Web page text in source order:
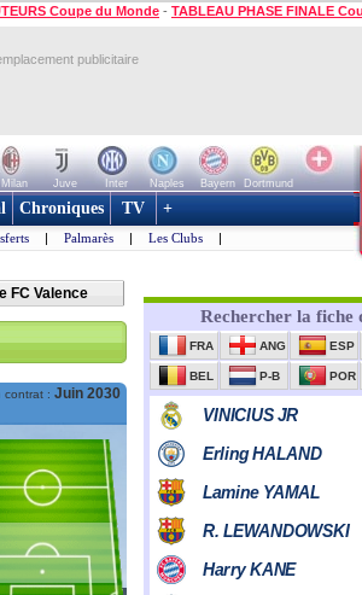
Coupe du Monde - TABLEAU PHASE FINALE
publicitaire
Milan Juve Inter Naples Bayern
Dortmund
Chroniques TV +
| Palmarès | Les Clubs |
FC Valence
contrat : Juin 2030